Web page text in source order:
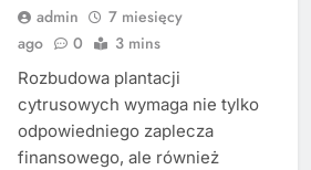
admin
7 miesięcy
ago
0 3 mins
Rozbudowa plantacji
cytrusowych wymaga nie tylko
odpowiedniego zaplecza
finansowego, ale również